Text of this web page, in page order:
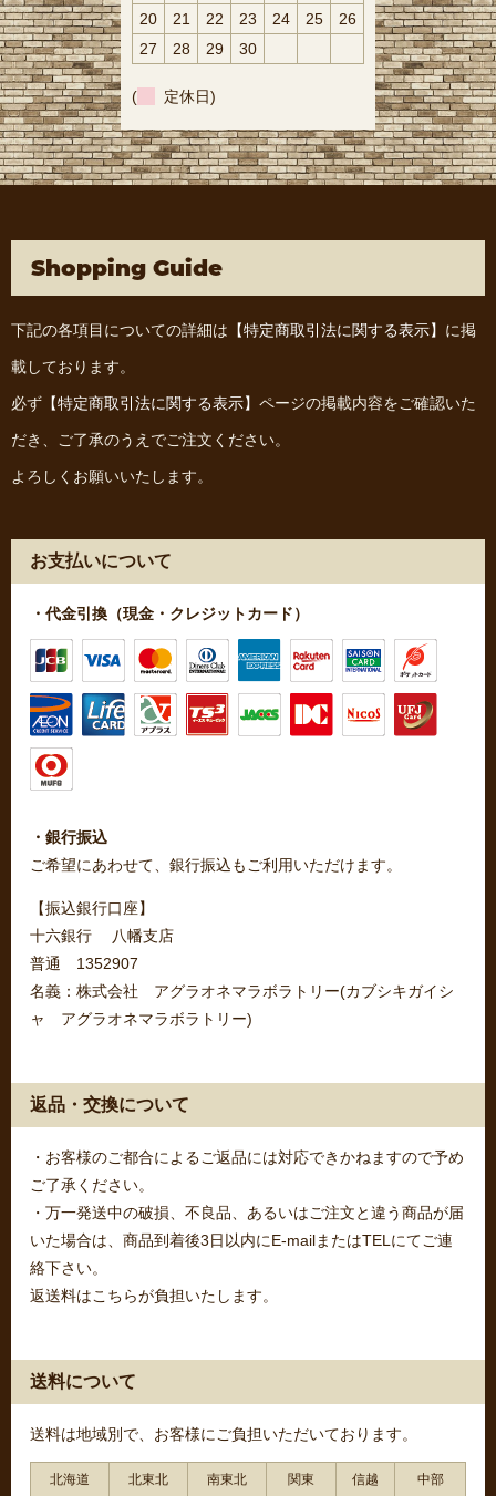
20 21 22 23 24 25
26
27
28 29 30
( 定休日)
Shopping Guide
下記の各項目についての詳細は 【特定商取引法に関する表示】 に掲
載しております。
必ず 【特定商取引法に関する表示】 ページの掲載内容をご確認いた
だき、ご了承のうえでご注文ください。
よろしくお願いいたします。
お支払いについて
・代金引換（現金・クレジットカード）
・銀行振込
ご希望にあわせて、銀行振込もご利用いただけます。
【振込銀行口座】
十六銀行 八幡支店
普通 1352907
名義：株式会社 アグラオネマラボラトリー(カブシキガイシ
ャ アグラオネマラボラトリー)
返品・交換について
・お客様のご都合によるご返品には対応できかねますので予め
ご了承ください。
・万一発送中の破損、不良品、あるいはご注文と違う商品が届
いた場合は、商品到着後3日以内にE-mailまたはTELにてご連
絡下さい。
返送料はこちらが負担いたします。
送料について
送料は地域別で、お客様にご負担いただいております。
北海道 北東北 南東北 関東 信越 中部